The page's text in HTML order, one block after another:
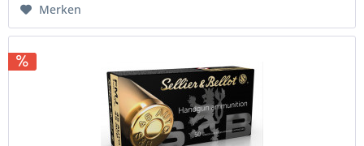
Merken